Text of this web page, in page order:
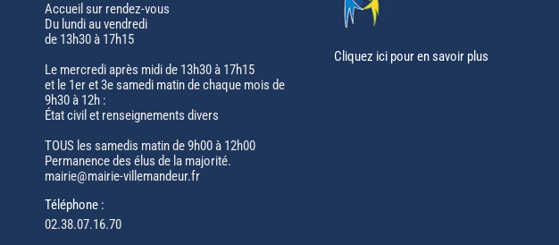
Accueil sur rendez-vous
Du lundi au vendredi
de 13h30 à 17h15
Le mercredi après midi de 13h30 à 17h15
et le 1er et 3e samedi matin de chaque mois de
9h30 à 12h :
État civil et renseignements divers
TOUS les samedis matin de 9h00 à 12h00
Permanence des élus de la majorité.
mairie@mairie-villemandeur.fr
Téléphone :
02.38.07.16.70
Cliquez ici pour en savoir plus